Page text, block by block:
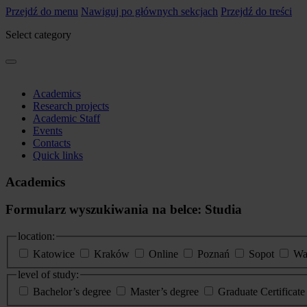
Przejdź do menu Nawiguj po głównych sekcjach Przejdź do treści
Select category
Academics
Research projects
Academic Staff
Events
Contacts
Quick links
Academics
Formularz wyszukiwania na belce: Studia
location:
Katowice
Kraków Online Poznań Sopot
level of study:
Bachelor’s degree
Master’s degree
Graduate